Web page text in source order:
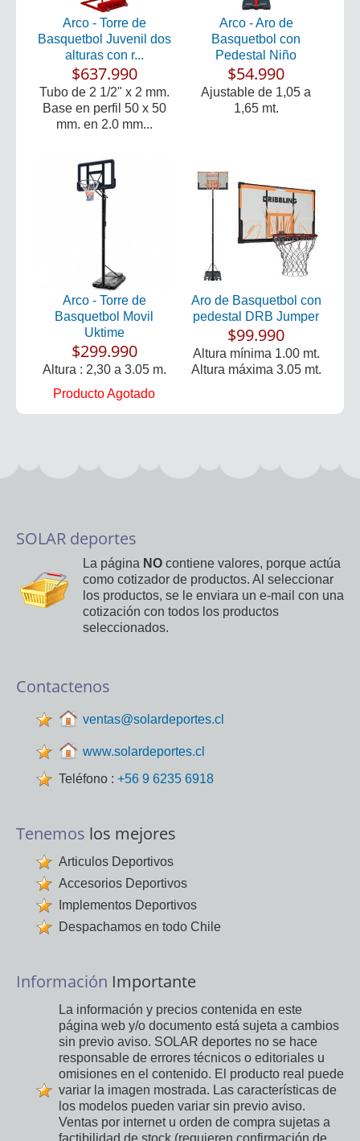
Arco - Torre de
Basquetbol Juvenil dos
alturas con r...
$637.990
Tubo de 2 1/2" x 2 mm.
Base en perfil 50 x 50
mm. en 2.0 mm...
Arco - Aro de
Basquetbol con
Pedestal Niño
$54.990
Ajustable de 1,05 a
1,65 mt.
Arco - Torre de
Basquetbol Movil
Uktime
$299.990
Altura : 2,30 a 3.05 m.
Producto Agotado
Aro de Basquetbol con
pedestal DRB Jumper
$99.990
Altura mínima 1.00 mt.
Altura máxima 3.05 mt.
SOLAR deportes
La página NO contiene valores, porque actúa
como cotizador de productos. Al seleccionar
los productos, se le enviara un e-mail con una
cotización con todos los productos
seleccionados.
Contactenos
ventas@solardeportes.cl
www.solardeportes.cl
Teléfono : +56 9 6235 6918
Tenemos los mejores
Articulos Deportivos
Accesorios Deportivos
Implementos Deportivos
Despachamos en todo Chile
Información Importante
La información y precios contenida en este
página web y/o documento está sujeta a cambios
sin previo aviso. SOLAR deportes no se hace
responsable de errores técnicos o editoriales u
omisiones en el contenido. El producto real puede
variar la imagen mostrada. Las características de
los modelos pueden variar sin previo aviso.
Ventas por internet u orden de compra sujetas a